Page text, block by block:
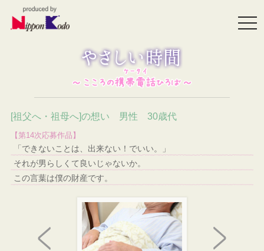
[祖父へ・祖母へ]の想い 男性 30歳代
【第14次応募作品】
「できないことは、出来ない！でいい。」
それが男らしくて良いじゃないか。
この言葉は僕の財産です。